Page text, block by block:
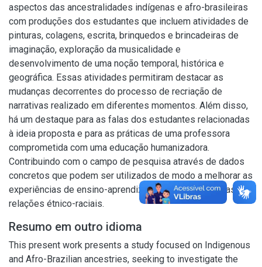
aspectos das ancestralidades indígenas e afro-brasileiras
com produções dos estudantes que incluem atividades de
pinturas, colagens, escrita, brinquedos e brincadeiras de
imaginação, exploração da musicalidade e
desenvolvimento de uma noção temporal, histórica e
geográfica. Essas atividades permitiram destacar as
mudanças decorrentes do processo de recriação de
narrativas realizado em diferentes momentos. Além disso,
há um destaque para as falas dos estudantes relacionadas
à ideia proposta e para as práticas de uma professora
comprometida com uma educação humanizadora.
Contribuindo com o campo de pesquisa através de dados
concretos que podem ser utilizados de modo a melhorar as
experiências de ensino-aprendizagem voltadas para as
relações étnico-raciais.
Resumo em outro idioma
This present work presents a study focused on Indigenous
and Afro-Brazilian ancestries, seeking to investigate the